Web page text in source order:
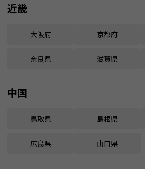
近畿
大阪府 京都府
奈良県 滋賀県
中国
鳥取県 島根県
広島県 山口県